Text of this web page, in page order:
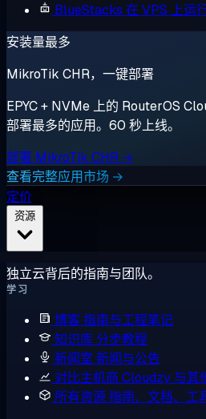
BlueStacks 在 VPS 上运
安装量最多
MikroTik CHR，一键部署
EPYC + NVMe 上的 RouterOS
部署最多的应用。60 秒上线。
部署 MikroTik CHR →
查看完整应用市场 →
定价
独立云背后的指南与团队。
学习
博客指南与工程笔记
知识库 分步教程
新闻室 新闻与公告
对比主机商 Cloudzy 与其
所有资源指南、文档、工